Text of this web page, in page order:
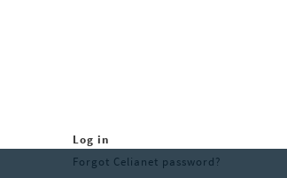
Log in
Forgot Celianet password?